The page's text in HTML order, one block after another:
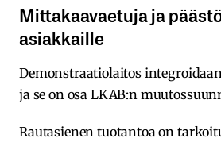
Mittakaavaetuja ja
asiakkaille
Demonstraatiolaitos
ja se on osa LKAB:n
Rautasienen tuotantoa on